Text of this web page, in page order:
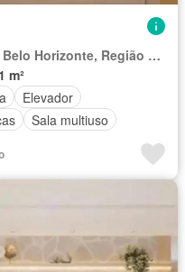
Região Geográfica Imediata de Belo Horizonte, Região Metropolitana de Belo Horizonte
m²
Elevador
Sala multiuso